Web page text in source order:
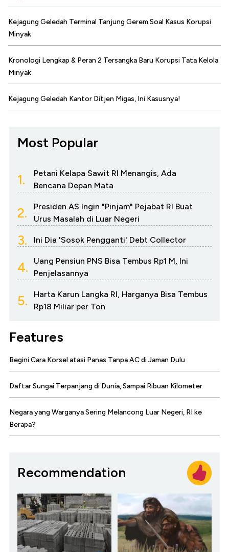
Kejagung Geledah Terminal Tanjung Gerem Soal Kasus Korupsi
Minyak
Kronologi Lengkap & Peran 2 Tersangka Baru Korupsi Tata Kelola
Minyak
Kejagung Geledah Kantor Ditjen Migas, Ini Kasusnya!
Most Popular
1.
Petani Kelapa Sawit RI Menangis, Ada
Bencana Depan Mata
2.
Presiden AS Ingin "Pinjam" Pejabat RI Buat
Urus Masalah di Luar Negeri
3. Ini Dia 'Sosok Pengganti' Debt Collector
4.
Uang Pensiun PNS Bisa Tembus Rp1 M, Ini
Penjelasannya
5.
Harta Karun Langka RI, Harganya Bisa Tembus
Rp18 Miliar per Ton
Features
Begini Cara Korsel atasi Panas Tanpa AC di Jaman Dulu
Daftar Sungai Terpanjang di Dunia, Sampai Ribuan Kilometer
Negara yang Warganya Sering Melancong Luar Negeri, RI ke
Berapa?
Recommendation